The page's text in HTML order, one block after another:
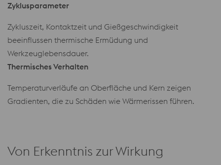
Zyklusparameter
Zykluszeit, Kontaktzeit und Gießgeschwindigkeit
beeinflussen thermische Ermüdung und
Werkzeuglebensdauer.
Thermisches Verhalten
Temperaturverläufe an Oberfläche und Kern zeigen
Gradienten, die zu Schäden wie Wärmerissen führen.
Von Erkenntnis zur Wirkung